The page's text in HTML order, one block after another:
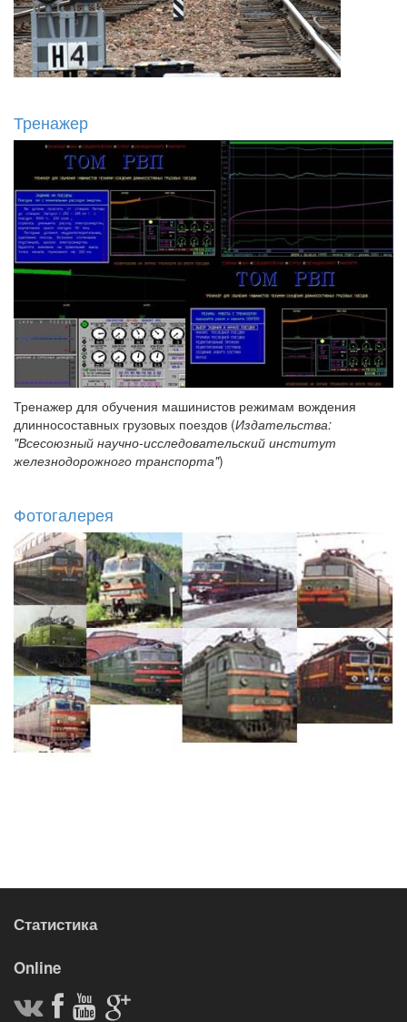
Тренажер
Тренажер для обучения машинистов режимам вождения
длинносоставных грузовых поездов (Издательства:
"Всесоюзный научно-исследовательский институт
железнодорожного транспорта")
Фотогалерея
Статистика
Online